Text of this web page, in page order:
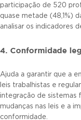
participação de 520
quase metade (48,1%)
analisar os indicadores
4. Conformidade
Ajuda a garantir que a
leis trabalhistas e
integração de sistemas
mudanças nas leis e a
conformidade.